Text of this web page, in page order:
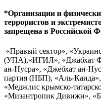
*Организации и
террористов и
запрещена в Российской
«Правый сектор»,
(УПА),«ИГИЛ», «Джабхат
ан-Нусра», «Джебхат ан-
партия (НБП), «Аль-
«Меджлис крымско-
«Мизантропик Дивижн»,